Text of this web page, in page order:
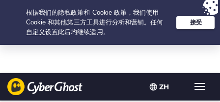
ZH
Your choice:The Best Dealfor 2.1666666666667-years at $2.19
/month